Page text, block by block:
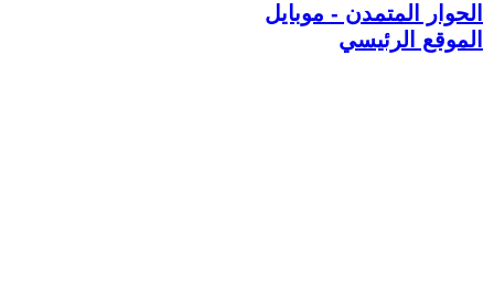
الحوار المتمدن - موبايل
الموقع الرئيسي